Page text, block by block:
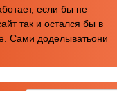
если бы не
так и остался бы в
Сами доделыватьони